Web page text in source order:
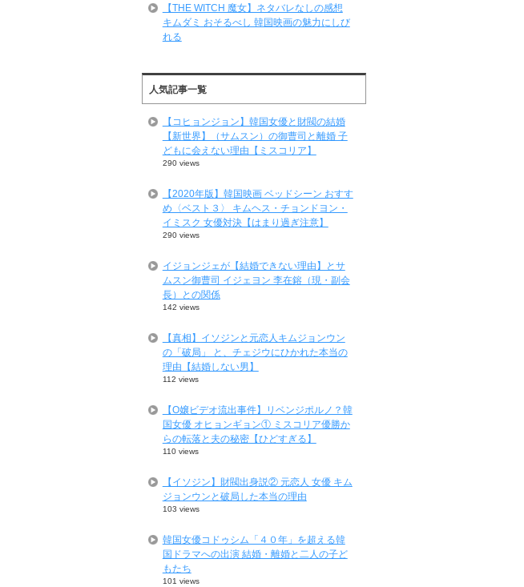
【THE WITCH 魔女】ネタバレなしの感想
キムダミ おそるべし 韓国映画の魅力にしび
れる
人気記事一覧
【コヒョンジョン】韓国女優と財閥の結婚
【新世界】（サムスン）の御曹司と離婚 子
どもに会えない理由【ミスコリア】
290 views
【2020年版】韓国映画 ベッドシーン おすす
め〈ベスト３〉 キムヘス・チョンドヨン・
イミスク 女優対決【はまり過ぎ注意】
290 views
イジョンジェが【結婚できない理由】とサ
ムスン御曹司 イジェヨン 李在鎔（現・副会
長）との関係
142 views
【真相】イソジンと元恋人キムジョンウン
の「破局」 と、チェジウにひかれた本当の
理由【結婚しない男】
112 views
【O嬢ビデオ流出事件】リベンジポルノ？韓
国女優 オヒョンギョン① ミスコリア優勝か
らの転落と夫の秘密【ひどすぎる】
110 views
【イソジン】財閥出身説② 元恋人 女優 キム
ジョンウンと破局した本当の理由
103 views
韓国女優コドゥシム「４０年」を超える韓
国ドラマへの出演 結婚・離婚と二人の子ど
もたち
101 views